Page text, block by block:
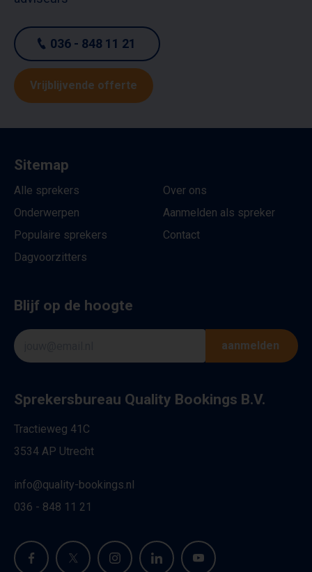
036 - 848 11 21
Vrijblijvende offerte
Sitemap
Alle sprekers
Onderwerpen
Populaire sprekers
Dagvoorzitters
Over ons
Aanmelden als spreker
Contact
Blijf op de hoogte
aanmelden
Sprekersbureau Quality Bookings B.V.
Tractieweg 41C
3534 AP Utrecht
info@quality-bookings.nl
036 - 848 11 21